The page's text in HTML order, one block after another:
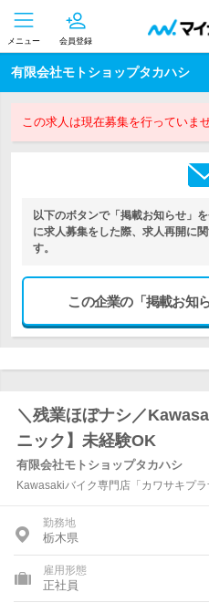
メニュー 会員登録
有限会社モトショップタカハシ
この求人は現在募集を行っていませ
以下のボタンで「掲載お知らせ」
に求人募集をした際、求人再開に
す。
この企業の「掲載お知
＼残業ほぼナシ／
ニック】未経験OK
有限会社モトショップタカハシ
Kawasakiバイク専門店「カワサキプ
勤務地
栃木県
雇用形態
正社員